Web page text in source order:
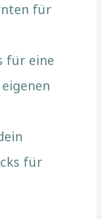
für
für eine
für